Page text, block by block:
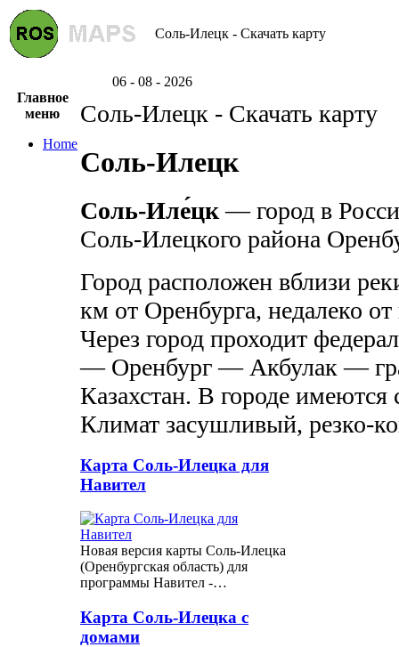
Соль-Илецк - Скачать карту
06 - 08 - 2026
Главное
меню
Home
Соль-Илецк - Скачать карту
Соль-Илецк
Соль-Иле́цк — город в
Соль-Илецкого района
Город расположен вблизи
км от Оренбурга, недалеко
Через город проходит
— Оренбург — Акбулак —
Казахстан. В городе имеются
Климат засушливый, резко-
Карта Соль-Илецка для
Навител
Новая версия карты Соль-Илецка
(Оренбургская область) для
программы Навител -…
Карта Соль-Илецка с
домами